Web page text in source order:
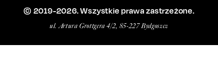
© 2019-2026. Wszystkie prawa zastrzeżone.
ul. Artura Grottgera 4/2, 85-227 Bydgoszcz